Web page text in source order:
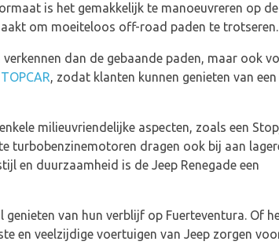
is het gemakkelijk te manoeuvreren op de
om moeiteloos off-road paden te trotseren.
dan de gebaande paden, maar ook
TOPCAR, zodat klanten kunnen genieten van een
milieuvriendelijke aspecten, zoals een
turbobenzinemotoren dragen ook bij aan
en duurzaamheid is de Jeep Renegade een
van hun verblijf op Fuerteventura. Of
en veelzijdige voertuigen van Jeep zorgen